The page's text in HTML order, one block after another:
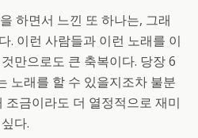
하면서 느낀 또 하나는, 그래
. 이런 사람들과 이런 노래를 이
만으로도 큰 축복이다. 당장 6
노래를 할 수 있을지조차 불분
조금이라도 더 열정적으로 재미
다.